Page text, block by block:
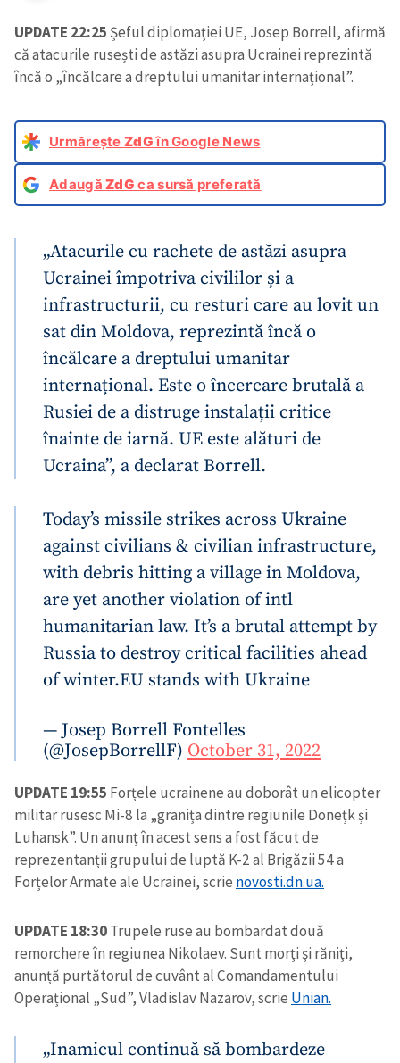
UPDATE 22:25 Șeful diplomaţiei UE, Josep Borrell, afirmă
că atacurile rusești de astăzi asupra Ucrainei reprezintă
încă o „încălcare a dreptului umanitar internațional”.
Urmărește ZdGîn Google News
AdaugăZdG ca sursă preferată
„Atacurile cu rachete de astăzi asupra
Ucrainei împotriva civililor și a
infrastructurii, cu resturi care au lovit un
sat din Moldova, reprezintă încă o
încălcare a dreptului umanitar
internațional. Este o încercare brutală a
Rusiei de a distruge instalații critice
înainte de iarnă. UE este alături de
Ucraina”, a declarat Borrell.
Today’s missile strikes across Ukraine
against civilians & civilian infrastructure,
with debris hitting a village in Moldova,
are yet another violation of intl
humanitarian law. It’s a brutal attempt by
Russia to destroy critical facilities ahead
of winter.EU stands with Ukraine
— Josep Borrell Fontelles
(@JosepBorrellF) October 31, 2022
UPDATE 19:55 Forțele ucrainene au doborât un elicopter
militar rusesc Mi-8 la „granița dintre regiunile Donețk și
Luhansk”. Un anunț în acest sens a fost făcut de
reprezentanții grupului de luptă K-2 al Brigăzii 54 a
Forțelor Armate ale Ucrainei, scrie novosti.dn.ua.
UPDATE 18:30Trupele ruse au bombardat două
remorchere în regiunea Nikolaev. Sunt morți și răniți,
anunță purtătorul de cuvânt al Comandamentului
Operațional „Sud”, Vladislav Nazarov, scrie Unian.
„Inamicul continuă să bombardeze